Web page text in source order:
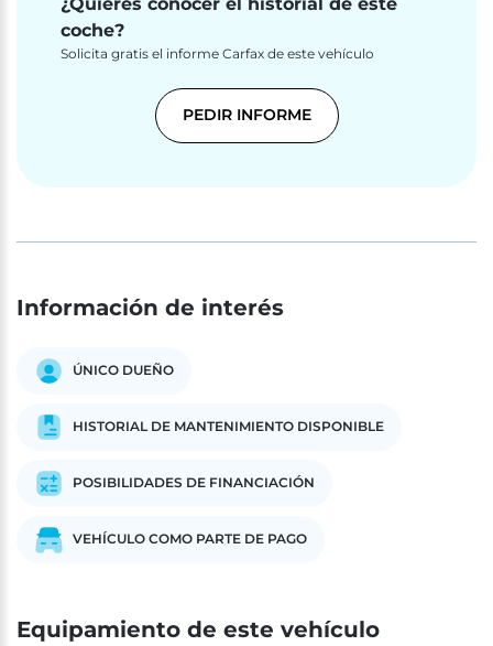
coche?
Solicita gratis el informe Carfax de este vehículo
PEDIR INFORME
Información de interés
ÚNICO DUEÑO
HISTORIAL DE MANTENIMIENTO DISPONIBLE
POSIBILIDADES DE FINANCIACIÓN
VEHÍCULO COMO PARTE DE PAGO
Equipamiento de este vehículo